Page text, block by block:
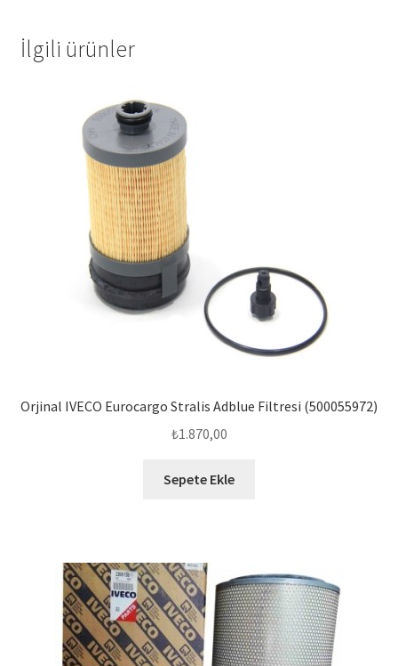
İlgili ürünler
Orjinal IVECO Eurocargo Stralis Adblue Filtresi (500055972)
₺1.870,00
Sepete Ekle